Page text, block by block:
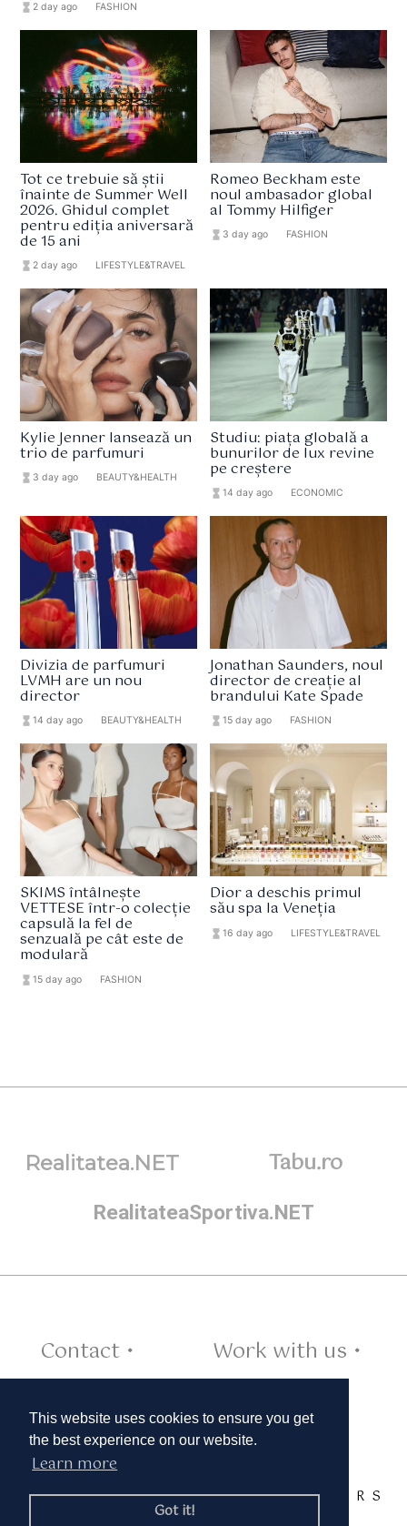
This website uses cookies to ensure you get
the best experience on our website.
Learn more
Got it!
hourglass_full 2 day ago FASHION
Tot ce trebuie să știi
înainte de Summer Well
2026. Ghidul complet
pentru ediția aniversară
de 15 ani
hourglass_full 2 day ago LIFESTYLE&TRAVEL
Romeo Beckham este
noul ambasador global
al Tommy Hilfiger
hourglass_full 3 day ago FASHION
Kylie Jenner lansează un
trio de parfumuri
hourglass_full 3 day ago BEAUTY&HEALTH
Studiu: piața globală a
bunurilor de lux revine
pe creștere
hourglass_full 14 day ago ECONOMIC
Divizia de parfumuri
LVMH are un nou
director
hourglass_full14 day ago BEAUTY&HEALTH
Jonathan Saunders, noul
director de creație al
brandului Kate Spade
hourglass_full 15 day ago FASHION
SKIMS întâlnește
VETTESE într-o colecție
capsulă la fel de
senzuală pe cât este de
modulară
hourglass_full15 day ago FASHION
Dior a deschis primul
său spa la Veneția
hourglass_full 16 day ago LIFESTYLE&TRAVEL
Realitatea.NET Tabu.ro
RealitateaSportiva.NET
Contact •
Work with us •
Cookies •
TAGS:A B C D E F G H I J K L M N O R S